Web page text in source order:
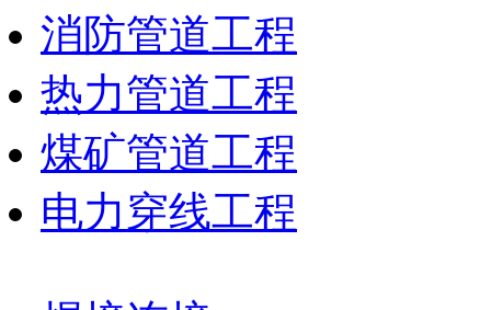
消防管道工程
热力管道工程
煤矿管道工程
电力穿线工程